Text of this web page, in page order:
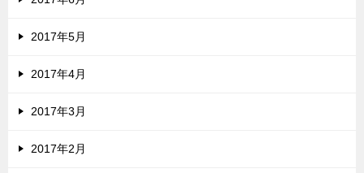
2017年5月
2017年4月
2017年3月
2017年2月